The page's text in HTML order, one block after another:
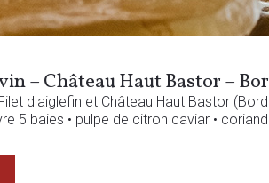
– Château Haut Bastor –
d'aiglefin et Château Haut Bastor
5 baies • pulpe de citron caviar •